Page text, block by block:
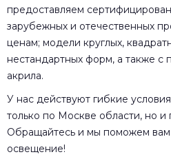
предоставляем
зарубежных и отечественных
ценам; модели круглых,
нестандартных форм, а также с
акрила.
У нас действуют гибкие
только по Москве области, но и
Обращайтесь и мы поможем
освещение!